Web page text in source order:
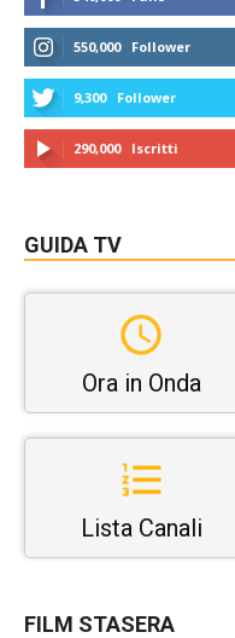
550,000 Follower
9,300 Follower
290,000 Iscritti
GUIDA TV
Ora in Onda
Lista Canali
FILM STASERA